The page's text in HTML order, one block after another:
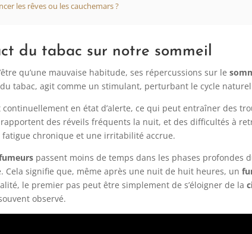
les rêves ou les cauchemars ?
du tabac sur notre sommeil
qu’une mauvaise habitude, ses répercussions sur le
tabac, agit comme un stimulant, perturbant le cycle
continuellement en état d’alerte, ce qui peut entraîner des
rapportent des réveils fréquents la nuit, et des difficultés à
chronique et une irritabilité accrue.
passent moins de temps dans les phases profondes
Cela signifie que, même après une nuit de huit heures, un
le premier pas peut être simplement de s’éloigner de la
observé.